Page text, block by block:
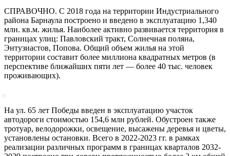
СПРАВОЧНО. С 2018 года на территории Индустриального
района Барнаула построено и введено в эксплуатацию 1,340
млн. кв.м. жилья. Наиболее активно развивается территория в
границах улиц: Павловский тракт, Солнечная поляна,
Энтузиастов, Попова. Общий объем жилья на этой
территории составит более миллиона квадратных метров (в
перспективе ближайших пяти лет — более 40 тыс. человек
проживающих).
На ул. 65 лет Победы введен в эксплуатацию участок
автодороги стоимостью 154,6 млн рублей. Обустроен также
тротуар, велодорожки, освещение, высажены деревья и цветы,
установлены остановки. Всего в 2022-2023 гг. в рамках
реализации различных программ в границах кварталов 2032-